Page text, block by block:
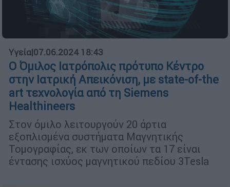
Υγεία|07.06.2024 18:43
Ο Όμιλος Ιατρόπολις πρότυπο Κέντρο
στην Ιατρική Απεικόνιση, με state-of-the
art τεχνολογία από τη Siemens
Healthineers
Στον όμιλο λειτουργούν 20 άρτια
εξοπλισμένα συστήματα Μαγνητικής
Τομογραφίας, εκ των οποίων τα 17 είναι
έντασης ισχύος μαγνητικού πεδίου 3Tesla